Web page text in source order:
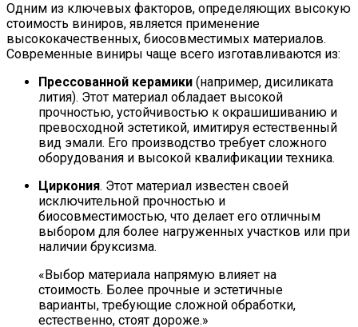
Одним из ключевых факторов, определяющих высокую
стоимость виниров, является применение
высококачественных, биосовместимых материалов.
Современные виниры чаще всего изготавливаются из:
Прессованной керамики (например, дисиликата
лития). Этот материал обладает высокой
прочностью, устойчивостью к окрашишиванию и
превосходной эстетикой, имитируя естественный
вид эмали. Его производство требует сложного
оборудования и высокой квалификации техника.
Циркония. Этот материал известен своей
исключительной прочностью и
биосовместимостью, что делает его отличным
выбором для более нагруженных участков или при
наличии бруксизма.
«Выбор материала напрямую влияет на
стоимость. Более прочные и эстетичные
варианты, требующие сложной обработки,
естественно, стоят дороже.»